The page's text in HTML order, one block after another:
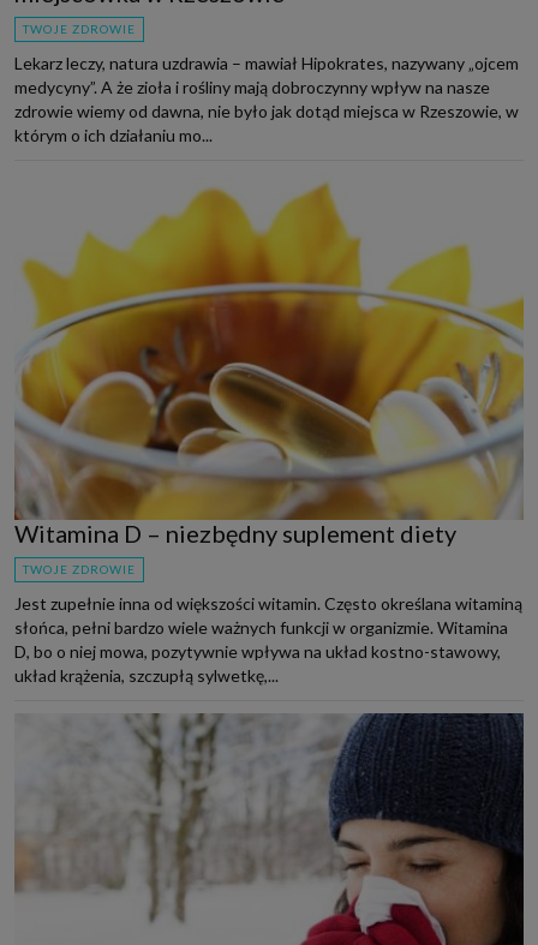
TWOJE ZDROWIE
Lekarz leczy, natura uzdrawia – mawiał Hipokrates, nazywany „ojcem
medycyny”. A że zioła i rośliny mają dobroczynny wpływ na nasze
zdrowie wiemy od dawna, nie było jak dotąd miejsca w Rzeszowie, w
którym o ich działaniu mo...
Witamina D – niezbędny suplement diety
TWOJE ZDROWIE
Jest zupełnie inna od większości witamin. Często określana witaminą
słońca, pełni bardzo wiele ważnych funkcji w organizmie. Witamina
D, bo o niej mowa, pozytywnie wpływa na układ kostno-stawowy,
układ krążenia, szczupłą sylwetkę,...